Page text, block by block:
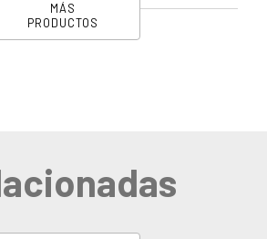
MÁS
PRODUCTOS